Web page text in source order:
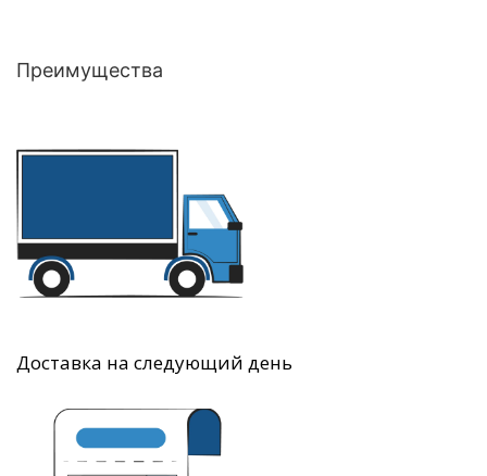
Преимущества
Доставка на следующий день